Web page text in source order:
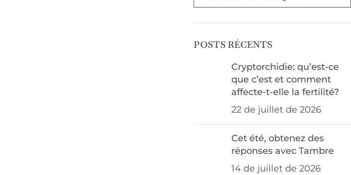
POSTS RÉCENTS
Cryptorchidie: qu’est-ce
que c’est et comment
affecte-t-elle la fertilité?
22 de juillet de 2026
Cet été, obtenez des
réponses avec Tambre
14 de juillet de 2026